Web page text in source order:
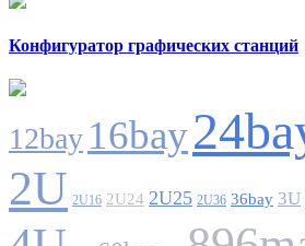
Конфигуратор графических станций
12bay 16bay
2U 2U16 2U24 2U25 2U36 36bay 3U